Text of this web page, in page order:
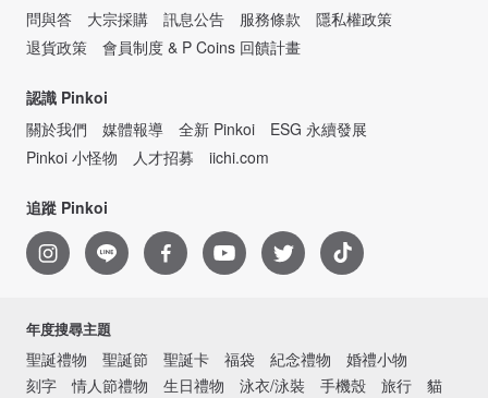
問與答
大宗採購 訊息公告 服務條款
隱私權政策
退貨政策
會員制度 & P Coins 回饋計畫
認識 Pinkoi
關於我們
媒體報導 全新 Pinkoi
ESG 永續發展
Pinkoi 小怪物
人才招募 iichi.com
追蹤 Pinkoi
年度搜尋主題
聖誕禮物 聖誕節 聖誕卡 福袋 紀念禮物
婚禮小物
刻字
情人節禮物 生日禮物 泳衣/泳裝 手機殼 旅行 貓